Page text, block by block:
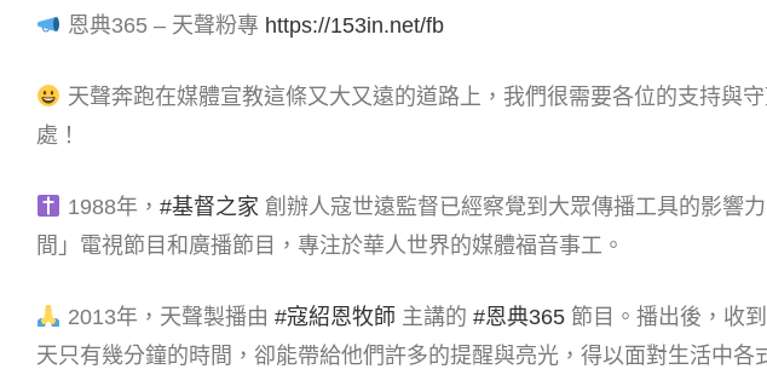
恩典365 – 天聲粉專 https://153in.net/fb
天聲奔跑在媒體宣教這條又大又遠的道路上，我們很需要各位的支持與
處！
1988年， #基督之家 創辦人寇世遠監督已經察覺到大眾傳播工具的影響
間」電視節目和廣播節目，專注於華人世界的媒體福音事工。
2013年，天聲製播由 #寇紹恩牧師 主講的 #恩典365節目。播出後，收
天只有幾分鐘的時間，卻能帶給他們許多的提醒與亮光，得以面對生活中各